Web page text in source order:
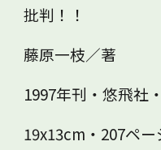
批判！！
藤原一枝／著
1997年刊・悠飛社
19x13cm・207ペ